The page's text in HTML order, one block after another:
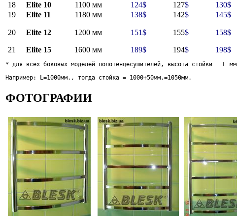
18 Elite 10 1100 мм 124$ 127$ 130$
19 Elite 11 1180 мм 138$ 142$ 145$
20 Elite 12 1200 мм 151$ 155$ 158$
21 Elite 15 1600 мм 189$ 194$ 198$
* для всех боковых моделей полотенцесушителей, высота стойки = L
Например: L=1000мм., тогда стойка = 1000+50мм.=1050мм.
ФОТОГРАФИИ